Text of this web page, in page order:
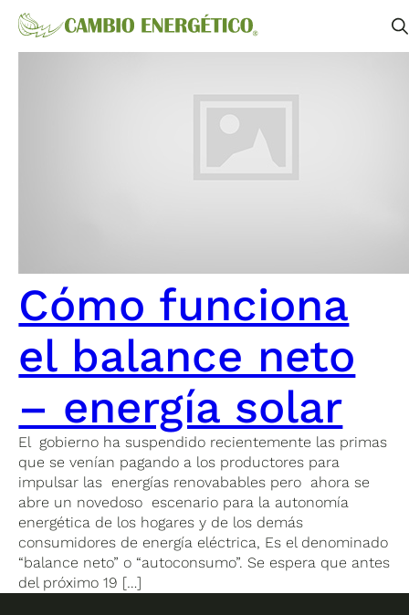
Cómo funciona
el balance neto
– energía solar
El gobierno ha suspendido recientemente las primas
que se venían pagando a los productores para
impulsar las energías renovabables pero ahora se
abre un novedoso escenario para la autonomía
energética de los hogares y de los demás
consumidores de energía eléctrica, Es el denominado
“balance neto” o “autoconsumo”. Se espera que antes
del próximo 19 […]